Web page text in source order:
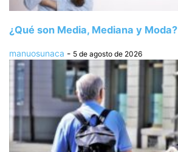
¿Qué son Media, Mediana y Moda?
manuosunaca - 5 de agosto de 2026